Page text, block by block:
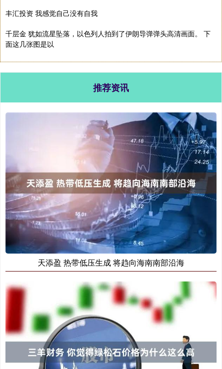
丰汇投资 我感觉自己没有自我
千层金 犹如流星坠落，以色列人拍到了伊朗导弹弹头高清画面。 下
面这几张图是以
推荐资讯
天添盈 热带低压生成 将趋向海南南部沿海